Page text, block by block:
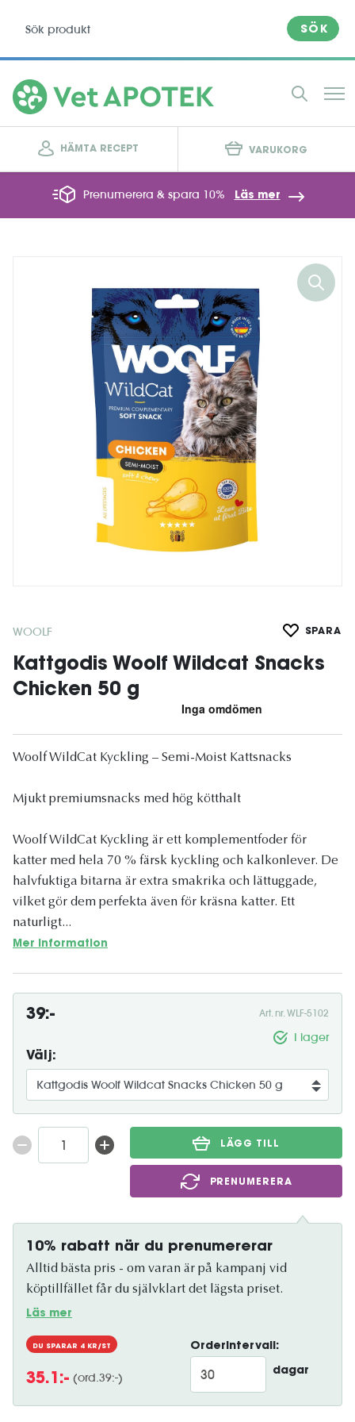
SÖK
HÄMTA RECEPT VARUKORG
Prenumerera & spara 10% Läs mer
WOOLF SPARA
Kattgodis Woolf Wildcat Snacks
Chicken 50 g
Woolf WildCat Kyckling – Semi-Moist Kattsnacks
Mjukt premiumsnacks med hög kötthalt
Woolf WildCat Kyckling är ett komplementfoder för
katter med hela 70 % färsk kyckling och kalkonlever. De
halvfuktiga bitarna är extra smakrika och lättuggade,
vilket gör dem perfekta även för kräsna katter. Ett
naturligt...
Mer information
39:- Art. nr. WLF-5102
I lager
Välj:
LÄGG TILL
PRENUMERERA
10% rabatt när du prenumererar
Alltid bästa pris - om varan är på kampanj vid
köptillfället får du självklart det lägsta priset.
Läs mer
DU SPARAR 4 KR/ST
35.1 :- (ord.39:-)
Orderintervall:
dagar